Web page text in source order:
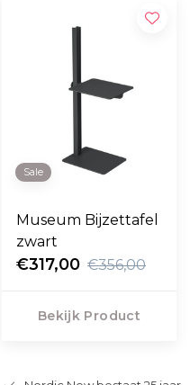
Sale
Museum Bijzettafel
zwart
€317,00 €356,00
Bekijk Product